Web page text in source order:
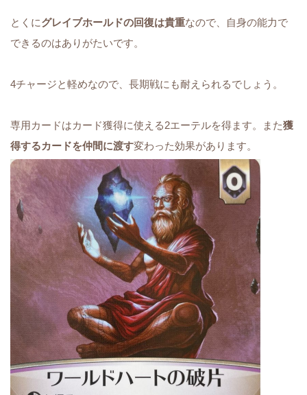
とくにグレイブホールドの回復は貴重なので、自身の能力で
できるのはありがたいです。
4チャージと軽めなので、長期戦にも耐えられるでしょう。
専用カードはカード獲得に使える2エーテルを得ます。また獲
得するカードを仲間に渡す変わった効果があります。